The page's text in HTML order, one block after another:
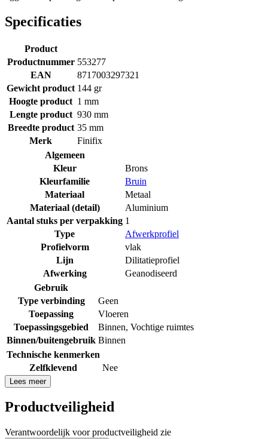
Specificaties
Product
Productnummer 553277
EAN
8717003297321
Gewicht product 144 gr
Hoogte product 1 mm
Lengte product 930 mm
Breedte product 35 mm
Merk
Finifix
Algemeen
Kleur
Brons
Kleurfamilie
Bruin
Materiaal
Metaal
Materiaal (detail)
Aluminium
Aantal stuks per verpakking 1
Type
Afwerkprofiel
Profielvorm
vlak
Lijn
Dilitatieprofiel
Afwerking
Geanodiseerd
Gebruik
Type verbinding
Geen
Toepassing
Vloeren
Toepassingsgebied
Binnen, Vochtige ruimtes
Binnen/buitengebruik Binnen
Technische kenmerken
Zelfklevend
Nee
Lees meer
Productveiligheid
Verantwoordelijk voor productveiligheid zie